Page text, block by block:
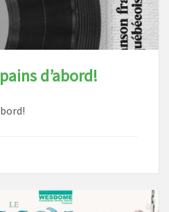
d’abord!